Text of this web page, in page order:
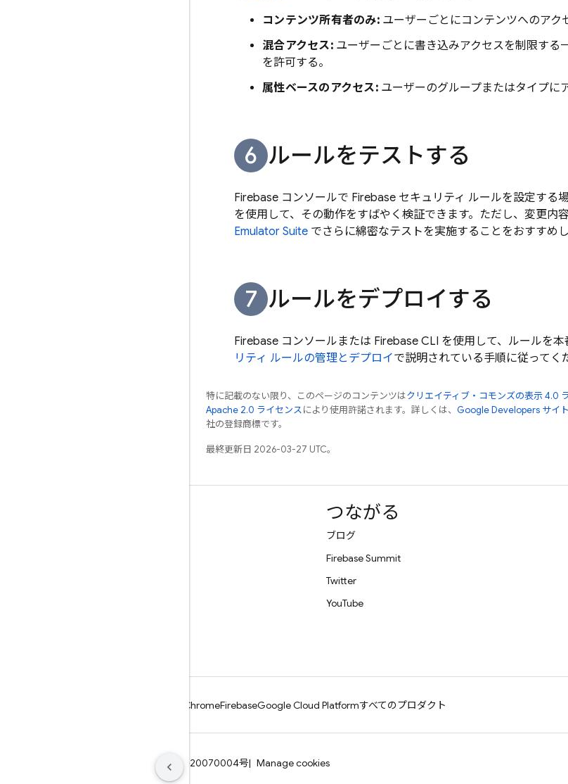
コンテンツ所有者のみ:ユーザーごとにコンテンツへのアク
混合アクセス:ユーザーごとに書き込みアクセスを制限する
を許可する。
属性ベースのアクセス:ユーザーのグループまたはタイプに
ルールをテストする
Firebase コンソールで Firebase セキュリティ ルールを設定する場
を使用して、その動作をすばやく検証できます。ただし、変更内
Emulator Suite でさらに綿密なテストを実施することをおすすめし
ルールをデプロイする
Firebase コンソールまたは Firebase CLI を使用して、ルールを本
リティ ルールの管理とデプロイで説明されている手順に従ってく
特に記載のない限り、このページのコンテンツはクリエイティブ・コモンズの表示 4.0
Apache 2.0 ライセンスにより使用許諾されます。詳しくは、 Google Developers サイ
社の登録商標です。
最終更新日 2026-03-27 UTC。
つながる
ブログ
Firebase Summit
Twitter
YouTube
ChromeFirebaseGoogle Cloud Platformすべてのプロダクト
ICP证合字B2-20070004号 Manage cookies